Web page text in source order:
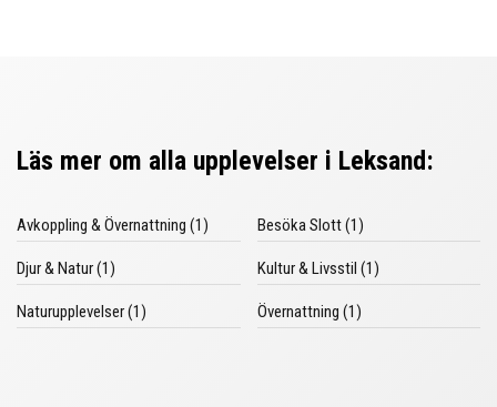
Läs mer om alla upplevelser i Leksand:
Avkoppling & Övernattning (1) Besöka Slott (1)
Djur & Natur (1) Kultur & Livsstil (1)
Naturupplevelser (1) Övernattning (1)